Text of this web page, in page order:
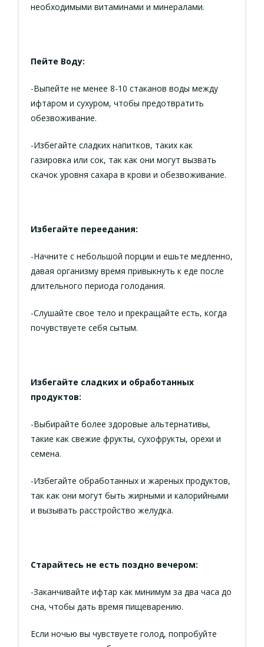
необходимыми витаминами и минералами.
Пейте Воду:
-Выпейте не менее 8-10 стаканов воды между
ифтаром и сухуром, чтобы предотвратить
обезвоживание.
-Избегайте сладких напитков, таких как
газировка или сок, так как они могут вызвать
скачок уровня сахара в крови и обезвоживание.
Избегайте переедания:
-Начните с небольшой порции и ешьте медленно,
давая организму время привыкнуть к еде после
длительного периода голодания.
-Слушайте свое тело и прекращайте есть, когда
почувствуете себя сытым.
Избегайте сладких и обработанных
продуктов:
-Выбирайте более здоровые альтернативы,
такие как свежие фрукты, сухофрукты, орехи и
семена.
-Избегайте обработанных и жареных продуктов,
так как они могут быть жирными и калорийными
и вызывать расстройство желудка.
Старайтесь не есть поздно вечером:
-Заканчивайте ифтар как минимум за два часа до
сна, чтобы дать время пищеварению.
Если ночью вы чувствуете голод, попробуйте